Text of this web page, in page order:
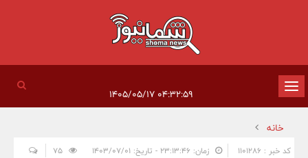
تغییر
وضعیت
ناوبری
خانه
کد خبر : 1101286 زمان: ۲۳:۱۳:۴۶ - تاریخ: ۱۴۰۳/۰۷/۰۱